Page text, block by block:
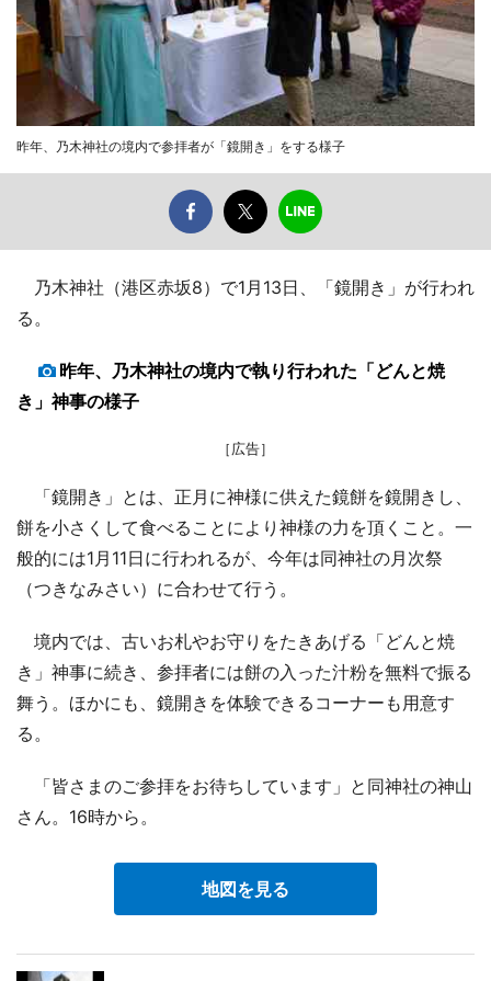
昨年、乃木神社の境内で参拝者が「鏡開き」をする様子
乃木神社（港区赤坂8）で1月13日、「鏡開き」が行われ
る。
昨年、乃木神社の境内で執り行われた「どんと焼
き」神事の様子
［広告］
「鏡開き」とは、正月に神様に供えた鏡餅を鏡開きし、
餅を小さくして食べることにより神様の力を頂くこと。一
般的には1月11日に行われるが、今年は同神社の月次祭
（つきなみさい）に合わせて行う。
境内では、古いお札やお守りをたきあげる「どんと焼
き」神事に続き、参拝者には餅の入った汁粉を無料で振る
舞う。ほかにも、鏡開きを体験できるコーナーも用意す
る。
「皆さまのご参拝をお待ちしています」と同神社の神山
さん。16時から。
地図を見る